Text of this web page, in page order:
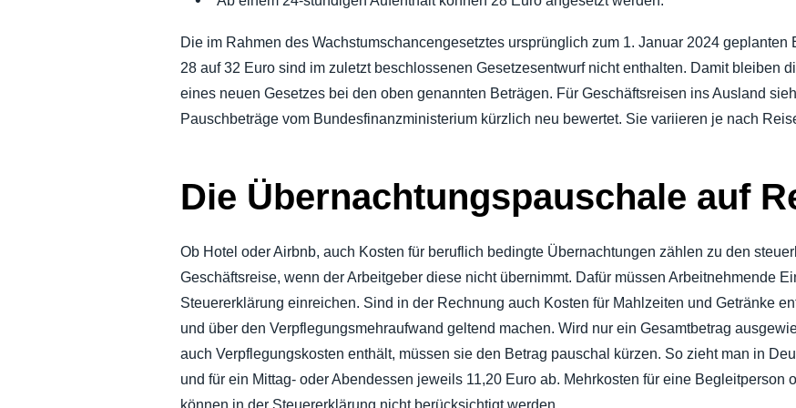
Die im Rahmen des Wachstumschancengesetztes ursprünglich zum 1. Januar 2024 geplanten
28 auf 32 Euro sind im zuletzt beschlossenen Gesetzesentwurf nicht enthalten. Damit bleiben
eines neuen Gesetzes bei den oben genannten Beträgen. Für Geschäftsreisen ins Ausland
Pauschbeträge vom Bundesfinanzministerium kürzlich neu bewertet. Sie variieren je nach
Die Übernachtungspauschale auf
Ob Hotel oder Airbnb, auch Kosten für beruflich bedingte Übernachtungen zählen zu den
Geschäftsreise, wenn der Arbeitgeber diese nicht übernimmt. Dafür müssen Arbeitnehmende
Steuererklärung einreichen. Sind in der Rechnung auch Kosten für Mahlzeiten und Getränke
und über den Verpflegungsmehraufwand geltend machen. Wird nur ein Gesamtbetrag
auch Verpflegungskosten enthält, müssen sie den Betrag pauschal kürzen. So zieht man in
und für ein Mittag- oder Abendessen jeweils 11,20 Euro ab. Mehrkosten für eine Begleitperson
können in der Steuererklärung nicht berücksichtigt werden.